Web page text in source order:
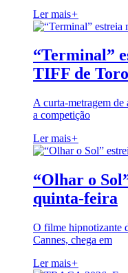
Ler mais+
“Terminal”
TIFF de
A curta-metragem
a competição
Ler mais+
“Olhar o
quinta-feira
O filme hipnotizante
Cannes, chega em
Ler mais+